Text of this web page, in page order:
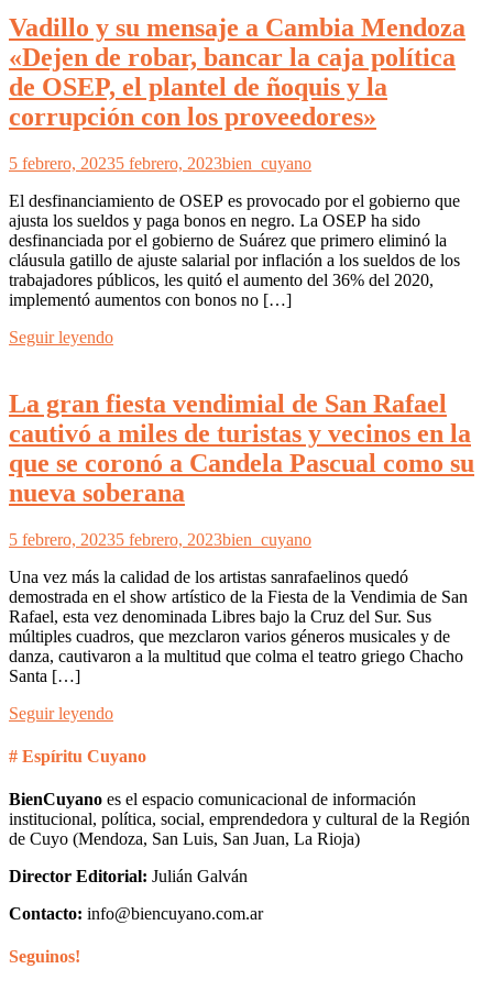
Vadillo y su mensaje a Cambia Mendoza
«Dejen de robar, bancar la caja política
de OSEP, el plantel de ñoquis y la
corrupción con los proveedores»
5 febrero, 20235 febrero, 2023bien_cuyano
El desfinanciamiento de OSEP es provocado por el gobierno que
ajusta los sueldos y paga bonos en negro. La OSEP ha sido
desfinanciada por el gobierno de Suárez que primero eliminó la
cláusula gatillo de ajuste salarial por inflación a los sueldos de los
trabajadores públicos, les quitó el aumento del 36% del 2020,
implementó aumentos con bonos no […]
Seguir leyendo
La gran fiesta vendimial de San Rafael
cautivó a miles de turistas y vecinos en la
que se coronó a Candela Pascual como su
nueva soberana
5 febrero, 20235 febrero, 2023bien_cuyano
Una vez más la calidad de los artistas sanrafaelinos quedó
demostrada en el show artístico de la Fiesta de la Vendimia de San
Rafael, esta vez denominada Libres bajo la Cruz del Sur. Sus
múltiples cuadros, que mezclaron varios géneros musicales y de
danza, cautivaron a la multitud que colma el teatro griego Chacho
Santa […]
Seguir leyendo
# Espíritu Cuyano
BienCuyano es el espacio comunicacional de información
institucional, política, social, emprendedora y cultural de la Región
de Cuyo (Mendoza, San Luis, San Juan, La Rioja)
Director Editorial: Julián Galván
Contacto: info@biencuyano.com.ar
Seguinos!